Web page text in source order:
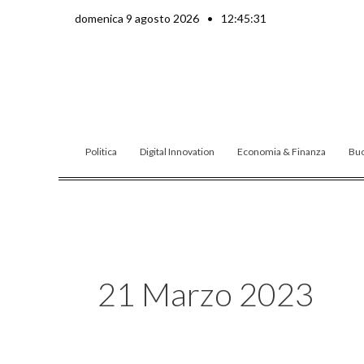
domenica 9 agosto 2026 • 12:45:32
Politica Digital Innovation Economia & Finanza
21 Marzo 2023